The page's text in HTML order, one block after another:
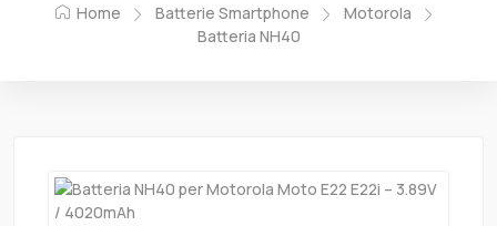
Home Batterie Smartphone
Motorola
Batteria NH40